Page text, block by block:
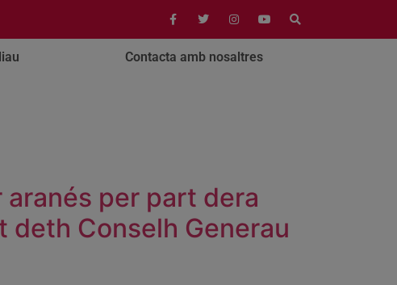
Contacta amb nosaltres
per part dera
Conselh Generau